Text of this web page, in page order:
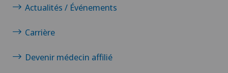
Actualités / Événements
Carrière
Devenir médecin affilié